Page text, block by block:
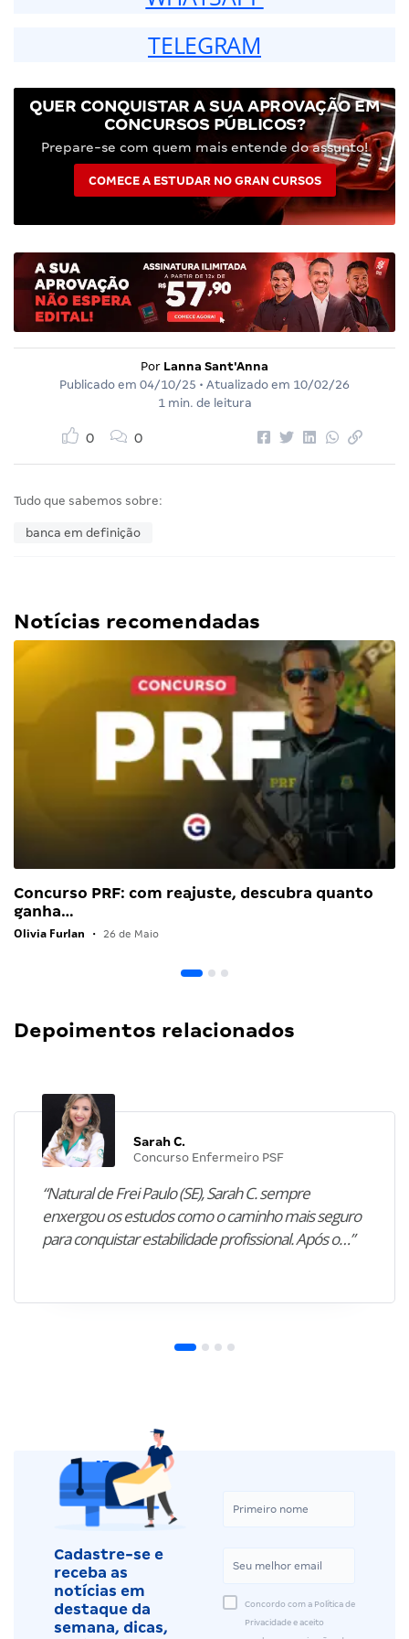
TELEGRAM
QUER CONQUISTAR A SUA APROVAÇÃO EM
CONCURSOS PÚBLICOS?
Prepare-se com quem mais entende do assunto!
COMECE A ESTUDAR NO GRAN CURSOS
Por Lanna Sant'Anna
Publicado em 04/10/25 • Atualizado em 10/02/26
1 min. de leitura
0 0
Tudo que sabemos sobre:
banca em definição
Notícias recomendadas
Concurso PRF: com reajuste, descubra quanto
ganha…
Olivia Furlan • 26 de Maio
Depoimentos relacionados
Sarah C.
Concurso Enfermeiro PSF
“Natural de Frei Paulo (SE), Sarah C. sempre
enxergou os estudos como o caminho mais seguro
para conquistar estabilidade profissional. Após o…”
Cadastre-se e
receba as
notícias em
destaque da
semana, dicas,
Concordo com a Política de
Privacidade e aceito